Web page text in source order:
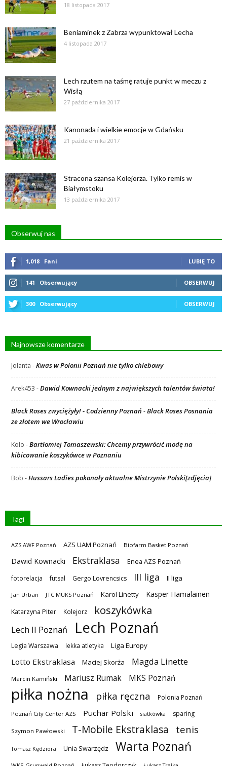
18 listopada 2017
Beniaminek z Zabrza wypunktował Lecha
4 listopada 2017
Lech rzutem na taśmę ratuje punkt w meczu z
Wisłą
27 października 2017
Kanonada i wielkie emocje w Gdańsku
21 października 2017
Stracona szansa Kolejorza. Tylko remis w
Białymstoku
13 października 2017
Obserwuj nas
1,018 Fani LUBIĘ TO
141 Obserwujący OBSERWUJ
300 Obserwujący OBSERWUJ
Najnowsze komentarze
Jolanta -Kwas w Polonii Poznań nie tylko chlebowy
Arek453 -Dawid Kownacki jednym z największych talentów świata!
Black Roses zwyciężyły! - Codzienny Poznań -Black Roses Posnania
ze złotem we Wrocławiu
Kolo -Bartłomiej Tomaszewski: Chcemy przywrócić modę na
kibicowanie koszykówce w Poznaniu
Bob -Hussars Ladies pokonały aktualne Mistrzynie Polski[zdjęcia]
Tagi
AZS AWF Poznań AZS UAM Poznań Biofarm Basket Poznań
Dawid Kownacki Ekstraklasa Enea AZS Poznań
fotorelacja futsal Gergo Lovrencsics III liga II liga
Jan Urban JTC MUKS Poznań Karol Linetty Kasper Hämäläinen
Katarzyna Piter Kolejorz koszykówka
Lech II Poznań Lech Poznań
Legia Warszawa lekka atletyka Liga Europy
Lotto Ekstraklasa Maciej Skorża Magda Linette
Marcin Kamiński Mariusz Rumak MKS Poznań
piłka nożna piłka ręczna Polonia Poznań
Poznań City Center AZS Puchar Polski siatkówka sparing
Szymon Pawłowski T-Mobile Ekstraklasa tenis
Tomasz Kędziora Unia Swarzędz Warta Poznań